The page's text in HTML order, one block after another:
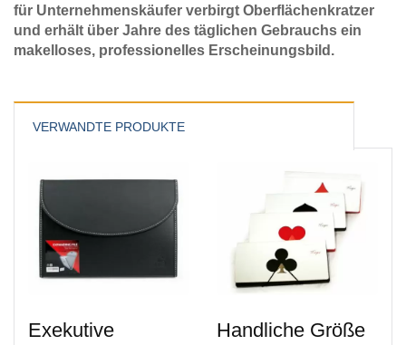
für Unternehmenskäufer verbirgt Oberflächenkratzer
und erhält über Jahre des täglichen Gebrauchs ein
makelloses, professionelles Erscheinungsbild.
VERWANDTE PRODUKTE
Exekutive
Handliche Größe